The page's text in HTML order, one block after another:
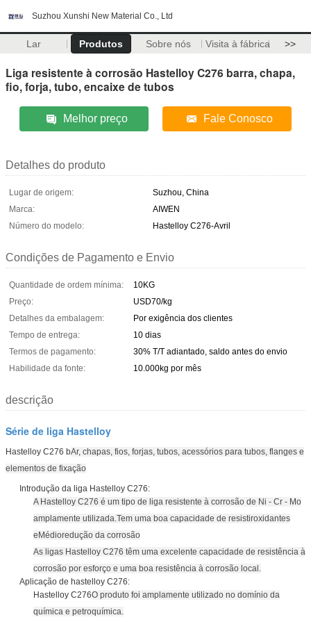
Suzhou Xunshi New Material Co., Ltd
Lar Produtos Sobre nós Visita à fábrica >>
Liga resistente à corrosão Hastelloy C276 barra, chapa,
fio, forja, tubo, encaixe de tubos
Melhor preço Fale Conosco
Detalhes do produto
Lugar de origem:
Suzhou, China
Marca:
AIWEN
Número do modelo:
Hastelloy C276-Avril
Condições de Pagamento e Envio
Quantidade de ordem mínima:
10KG
Preço:
USD70/kg
Detalhes da embalagem:
Por exigência dos clientes
Tempo de entrega:
10 dias
Termos de pagamento:
30% T/T adiantado, saldo antes do envio
Habilidade da fonte:
10.000kg por mês
descrição
Série de liga Hastelloy
Hastelloy C276 bAr, chapas, fios, forjas, tubos, acessórios para tubos, flanges e
elementos de fixação
Introdução da liga Hastelloy C276:
A Hastelloy C276 é um tipo de liga resistente à corrosão de Ni - Cr - Mo
amplamente utilizada.Tem uma boa capacidade de resistiroxidantes
eMédioredução da corrosão
As ligas Hastelloy C276 têm uma excelente capacidade de resistência à
corrosão por esforço e uma boa resistência à corrosão local.
Aplicação de hastelloy C276:
Hastelloy C276O produto foi amplamente utilizado no domínio da
química e petroquímica.